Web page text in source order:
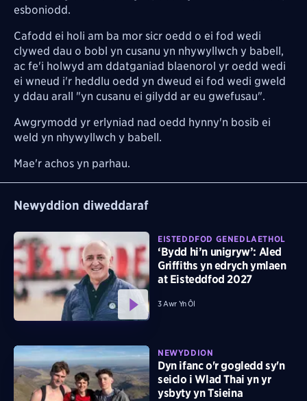
esboniodd.
Cafodd ei holi am ba mor sicr oedd o ei fod wedi
clywed dau o bobl yn cusanu yn nhywyllwch y babell,
ac fe'i holwyd am ddatganiad blaenorol yr oedd wedi
ei wneud i'r heddlu oedd yn dweud ei fod wedi gweld
y ddau arall "yn cusanu ei gilydd ar eu gwefusau".
Awgrymodd yr erlyniad nad oedd hynny'n bosib ei
weld yn nhywyllwch y babell.
Mae'r achos yn parhau.
Newyddion diweddaraf
EISTEDDFOD GENEDLAETHOL
‘Bydd hi’n unigryw’: Aled
Griffiths yn edrych ymlaen
at Eisteddfod 2027
3 Awr Yn Ôl
NEWYDDION
Dyn ifanc o'r gogledd sy'n
seiclo i Wlad Thai yn yr
ysbyty yn Tsieina